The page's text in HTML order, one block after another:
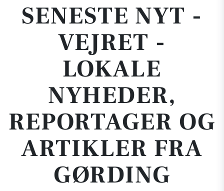
SENESTE NYT -
VEJRET -
LOKALE
NYHEDER,
REPORTAGER OG
ARTIKLER FRA
GØRDING